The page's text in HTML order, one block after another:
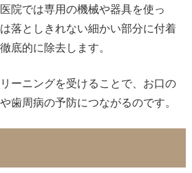
院では専用の機械や器具を使っ
落としきれない細かい部分に付着
底的に除去します。
ーニングを受けることで、お口の
歯周病の予防につながるのです。